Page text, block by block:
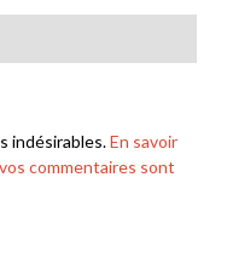
indésirables.En savoir
commentaires sont